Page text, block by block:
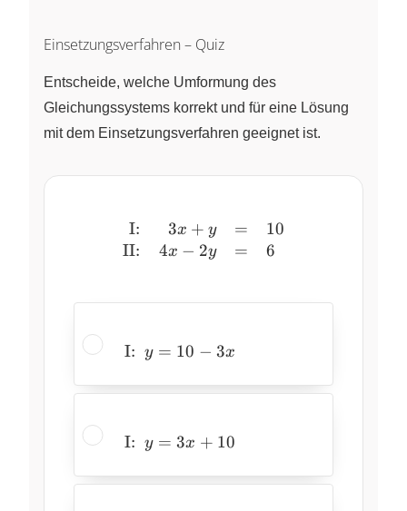
Einsetzungsverfahren – Quiz
Entscheide, welche Umformung des
Gleichungssystems korrekt und für eine Lösung
mit dem Einsetzungsverfahren geeignet ist.
\begin{array}{rrcl}
I:
II:
3x + y
4x − 2y
=
=
10
6
\text{I:}
10 - 3x
I: y = 10 − 3x
\text{I:}
3x + 10
I: y = 3x + 10